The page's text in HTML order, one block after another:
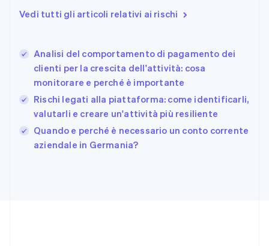
Vedi tutti gli articoli relativi ai rischi
Analisi del comportamento di pagamento dei
clienti per la crescita dell'attività: cosa
monitorare e perché è importante
Rischi legati alla piattaforma: come identificarli,
valutarli e creare un'attività più resiliente
Quando e perché è necessario un conto corrente
aziendale in Germania?
FrançaisEnglish
Giappone
日本語English
Gibilterra
Grecia
English
India
English
Irlanda